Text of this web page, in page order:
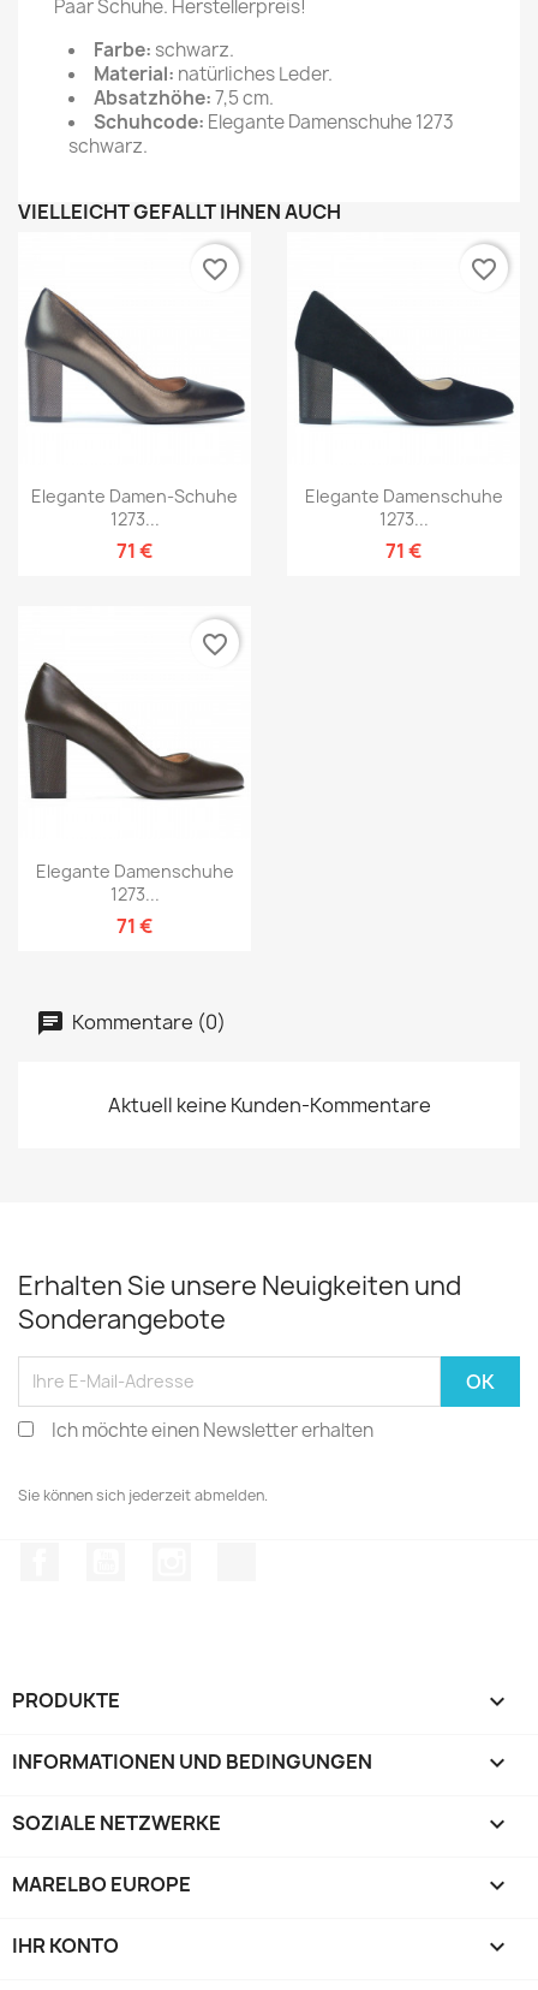
Paar Schuhe. Herstellerpreis!
Farbe: schwarz.
Material: natürliches Leder.
Absatzhöhe:7,5 cm.
Schuhcode: Elegante Damenschuhe 1273
schwarz.
VIELLEICHT GEFÄLLT IHNEN AUCH
Elegante Damen-Schuhe
1273...
71 €
favorite_border
Elegante Damenschuhe
1273...
71 €
favorite_border
Elegante Damenschuhe
1273...
71 €
favorite_border
Kommentare (0)
Aktuell keine Kunden-Kommentare
Erhalten Sie unsere Neuigkeiten und
Sonderangebote
Ich möchte einen Newsletter erhalten
Sie können sich jederzeit abmelden.
PRODUKTE 
INFORMATIONEN UND BEDINGUNGEN 
SOZIALE NETZWERKE 
MARELBO EUROPE 
IHR KONTO 